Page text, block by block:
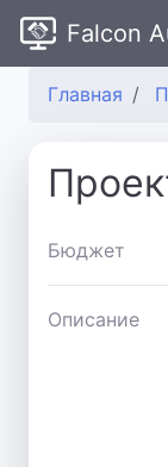
Falcon
Главная
Бюджет
Описание